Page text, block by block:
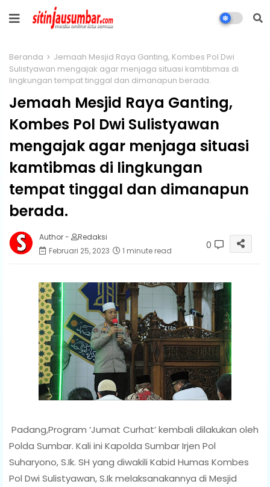
Beranda
Jemaah Mesjid Raya Ganting, Kombes Pol Dwi
Sulistyawan mengajak agar menjaga situasi kamtibmas di
lingkungan tempat tinggal dan dimanapun berada.
Jemaah Mesjid Raya Ganting,
Kombes Pol Dwi Sulistyawan
mengajak agar menjaga situasi
kamtibmas di lingkungan
tempat tinggal dan dimanapun
berada.
Author -
Redaksi
Februari 25, 2023
1 minute read 0
Padang,Program ‘Jumat Curhat’ kembali dilakukan oleh
Polda Sumbar. Kali ini Kapolda Sumbar Irjen Pol
Suharyono, S.Ik. SH yang diwakili Kabid Humas Kombes
Pol Dwi Sulistyawan, S.Ik melaksanakannya di Mesjid